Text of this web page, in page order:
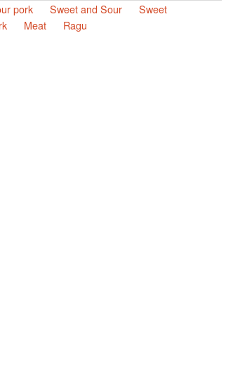
pork Sweet and Sour
Sweet
Meat Ragu